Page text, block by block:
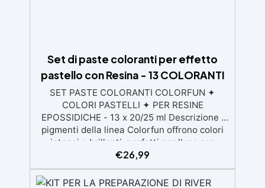
Set di paste coloranti per effetto
pastello con Resina - 13 COLORANTI
SET PASTE COLORANTI COLORFUN ✦
COLORI PASTELLI ✦ PER RESINE
EPOSSIDICHE - 13 x 20/25 ml Descrizione I
pigmenti della linea Colorfun offrono colori
intensi e brillanti, perfetti per l'uso con
resina epossidica trasparente. La loro
elevata coprenza consente di ottenere
tonalità piene e vivaci con poche gocce.
€26,99